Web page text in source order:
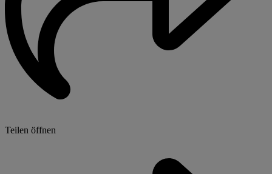
Teilen öffnen